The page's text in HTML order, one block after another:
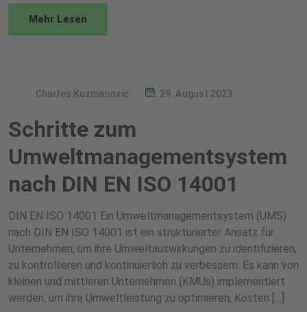
Mehr Lesen
Charles Kuzmanovic 29. August 2023
Schritte zum
Umweltmanagementsystem
nach DIN EN ISO 14001
DIN EN ISO 14001 Ein Umweltmanagementsystem (UMS)
nach DIN EN ISO 14001 ist ein strukturierter Ansatz für
Unternehmen, um ihre Umweltauswirkungen zu identifizieren,
zu kontrollieren und kontinuierlich zu verbessern. Es kann von
kleinen und mittleren Unternehmen (KMUs) implementiert
werden, um ihre Umweltleistung zu optimieren, Kosten […]